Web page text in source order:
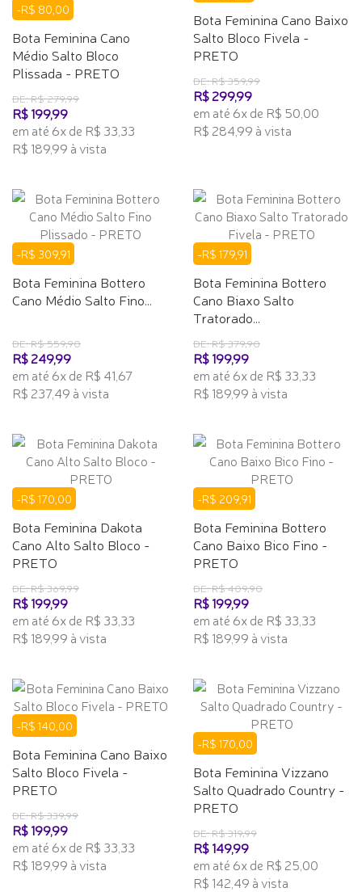
-R$ 80,00
Bota Feminina Cano
Médio Salto Bloco
Plissada - PRETO
DE: R$ 279,99
R$ 199,99
em até 6x de R$ 33,33
R$ 189,99 à vista
Bota Feminina Cano Baixo
Salto Bloco Fivela -
PRETO
DE: R$ 359,99
R$ 299,99
em até 6x de R$ 50,00
R$ 284,99 à vista
-R$ 309,91
Bota Feminina Bottero
Cano Médio Salto Fino...
DE: R$ 559,90
R$ 249,99
em até 6x de R$ 41,67
R$ 237,49 à vista
-R$ 179,91
Bota Feminina Bottero
Cano Biaxo Salto
Tratorado...
DE: R$ 379,90
R$ 199,99
em até 6x de R$ 33,33
R$ 189,99 à vista
-R$ 170,00
Bota Feminina Dakota
Cano Alto Salto Bloco -
PRETO
DE: R$ 369,99
R$ 199,99
em até 6x de R$ 33,33
R$ 189,99 à vista
-R$ 209,91
Bota Feminina Bottero
Cano Baixo Bico Fino -
PRETO
DE: R$ 409,90
R$ 199,99
em até 6x de R$ 33,33
R$ 189,99 à vista
-R$ 140,00
Bota Feminina Cano Baixo
Salto Bloco Fivela -
PRETO
DE: R$ 339,99
R$ 199,99
em até 6x de R$ 33,33
R$ 189,99 à vista
-R$ 170,00
Bota Feminina Vizzano
Salto Quadrado Country -
PRETO
DE: R$ 319,99
R$ 149,99
em até 6x de R$ 25,00
R$ 142,49 à vista